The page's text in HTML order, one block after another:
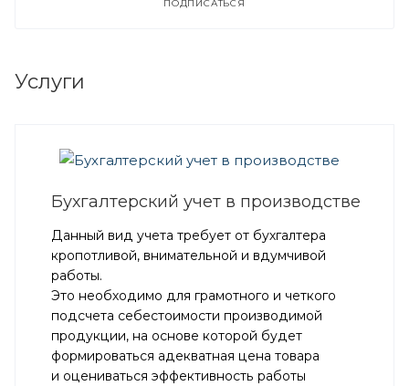
ПОДПИСАТЬСЯ
Услуги
Бухгалтерский учет в производстве
Данный вид учета требует от бухгалтера
кропотливой, внимательной и вдумчивой
работы.
Это необходимо для грамотного и четкого
подсчета себестоимости производимой
продукции, на основе которой будет
формироваться адекватная цена товара
и оцениваться эффективность работы